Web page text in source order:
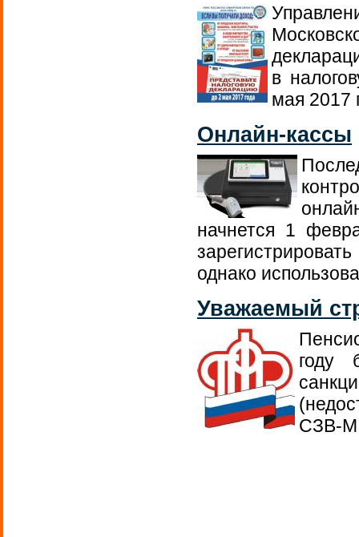
в
мая 2017
Онлайн-кассы
начнется 1
однако
Уважаемый
году
СЗВ-М